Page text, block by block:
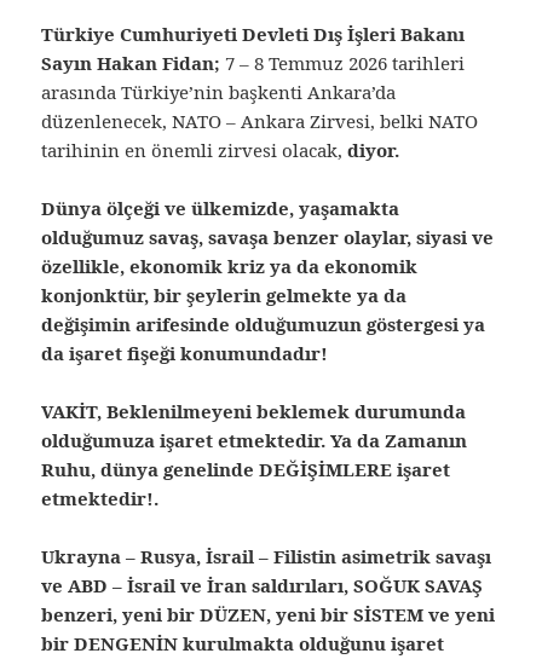
Türkiye Cumhuriyeti Devleti Dış İşleri Bakanı
Sayın Hakan Fidan; 7 – 8 Temmuz 2026 tarihleri
arasında Türkiye’nin başkenti Ankara’da
düzenlenecek, NATO – Ankara Zirvesi, belki NATO
tarihinin en önemli zirvesi olacak,diyor.
Dünya ölçeği ve ülkemizde, yaşamakta
olduğumuz savaş, savaşa benzer olaylar, siyasi ve
özellikle, ekonomik kriz ya da ekonomik
konjonktür, bir şeylerin gelmekte ya da
değişimin arifesinde olduğumuzun göstergesi ya
da işaret fişeği konumundadır!
VAKİT, Beklenilmeyeni beklemek durumunda
olduğumuza işaret etmektedir. Ya da Zamanın
Ruhu, dünya genelinde DEĞİŞİMLERE işaret
etmektedir!.
Ukrayna – Rusya, İsrail – Filistin asimetrik savaşı
ve ABD – İsrail ve İran saldırıları, SOĞUK SAVAŞ
benzeri, yeni bir DÜZEN, yeni bir SİSTEM ve yeni
bir DENGENİN kurulmakta olduğunu işaret